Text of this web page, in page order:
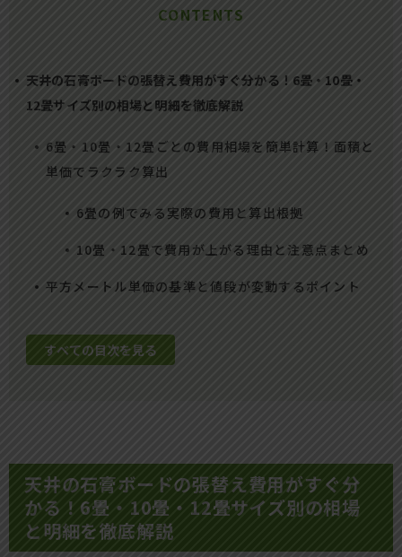
CONTENTS
天井の石膏ボードの張替え費用がすぐ分かる！6畳・10畳・
12畳サイズ別の相場と明細を徹底解説
6畳・10畳・12畳ごとの費用相場を簡単計算！面積と
単価でラクラク算出
6畳の例でみる実際の費用と算出根拠
10畳・12畳で費用が上がる理由と注意点まとめ
平方メートル単価の基準と値段が変動するポイント
すべての目次を見る
天井の石膏ボードの張替え費用がすぐ分
かる！6畳・10畳・12畳サイズ別の相場
と明細を徹底解説